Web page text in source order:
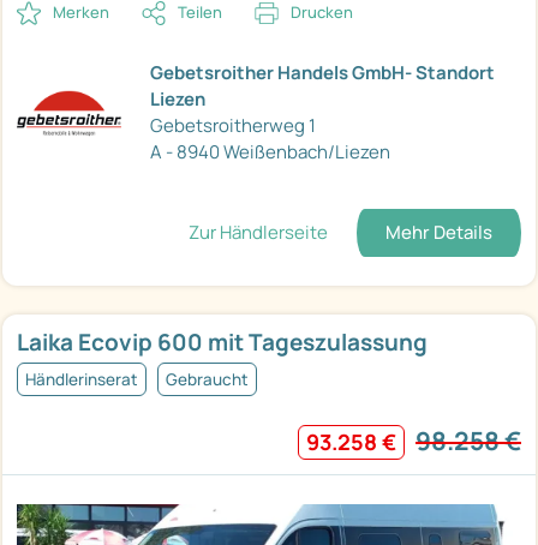
Merken Teilen Drucken
Gebetsroither Handels GmbH- Standort
Liezen
Gebetsroitherweg 1
A - 8940 Weißenbach/Liezen
Zur Händlerseite Mehr Details
Laika Ecovip 600 mit Tageszulassung
Händlerinserat Gebraucht
93.258 € 98.258 €